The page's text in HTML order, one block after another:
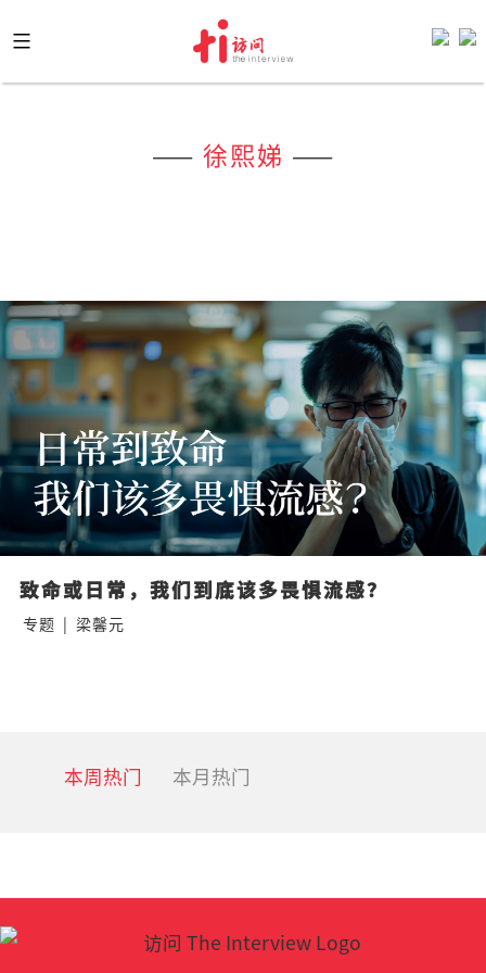
to
content
—— 徐熙娣 ——
致命或日常，我们到底该多畏惧流感？
专题 | 梁馨元
本周热门 本月热门